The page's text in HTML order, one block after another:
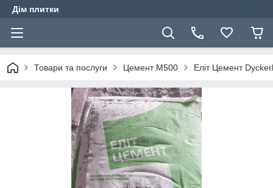
Дім плитки
Товари та послуги Цемент М500 Еліт Цемент